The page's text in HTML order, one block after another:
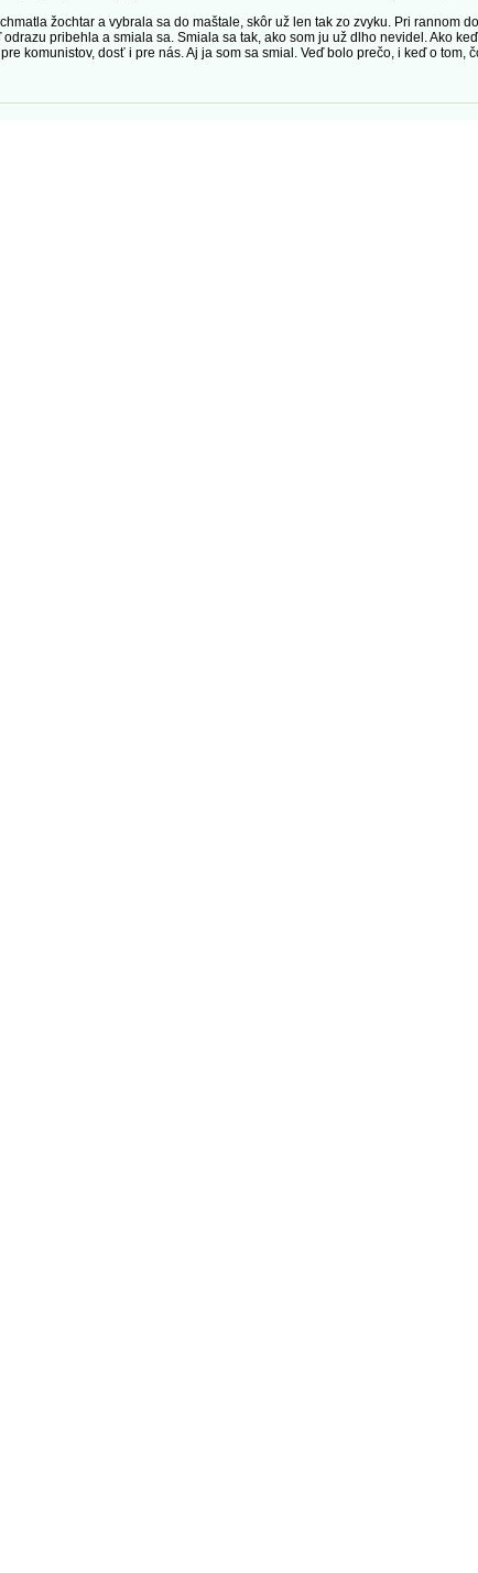
žochtar a vybrala sa do maštale, skôr už len tak zo zvyku. Pri rannom
pribehla a smiala sa. Smiala sa tak, ako som ju už dlho nevidel. Ako
komunistov, dosť i pre nás. Aj ja som sa smial. Veď bolo prečo, i keď o tom,